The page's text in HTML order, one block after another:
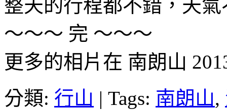
整天的行程都不錯，天
～～～ 完 ～～～
更多的相片在 南朗山
分類: 行山 | Tags: 南朗山,